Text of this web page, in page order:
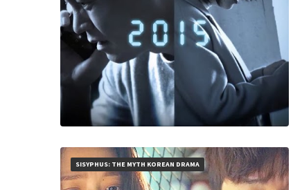
SISYPHUS: THE MYTH KOREAN DRAMA